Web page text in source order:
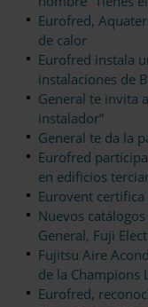
Eurofred,
de calor
Eurofred instala
instalaciones de
General te invita
instalador”
General te da la
Eurofred
en edificios
Eurovent certifica
Nuevos
General, Fuji
Fujitsu Aire
de la Champions
Eurofred,